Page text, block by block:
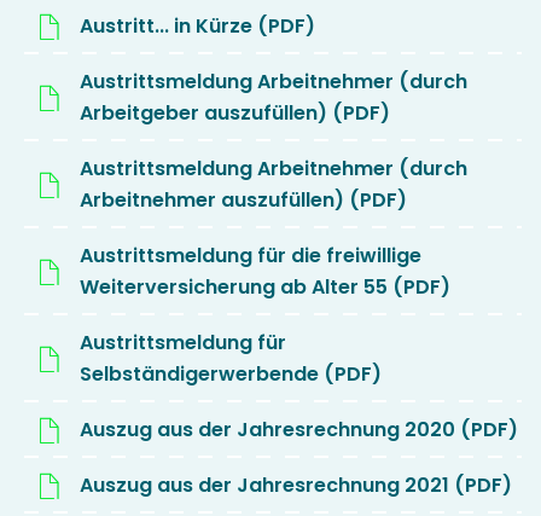
Austritt... in Kürze (PDF)
Austrittsmeldung Arbeitnehmer (durch
Arbeitgeber auszufüllen) (PDF)
Austrittsmeldung Arbeitnehmer (durch
Arbeitnehmer auszufüllen) (PDF)
Austrittsmeldung für die freiwillige
Weiterversicherung ab Alter 55 (PDF)
Austrittsmeldung für
Selbständigerwerbende (PDF)
Auszug aus der Jahresrechnung 2020 (PDF)
Auszug aus der Jahresrechnung 2021 (PDF)